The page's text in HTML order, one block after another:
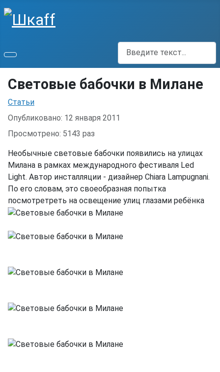
Поиск
Световые бабочки в Милане
Информация о материале
Статьи
Опубликовано: 12 января 2011
Просмотрено: 5143 раз
Необычные световые бабочки появились на улицах
Милана в рамках международного фестиваля Led
Light. Автор инсталляции - дизайнер Chiara Lampugnani.
По его словам, это своеобразная попытка
посмотретреть на освещение улиц глазами ребёнка